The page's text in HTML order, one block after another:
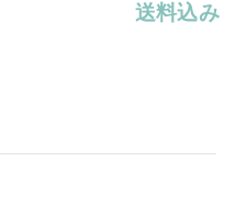
送料込み